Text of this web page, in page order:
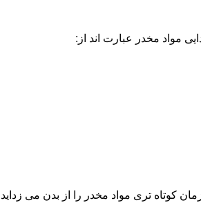
مواد مخدر عبارت اند از:
تری مواد مخدر را از بدن می زداید و